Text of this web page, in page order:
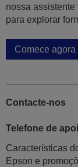
nossa
para explorar
Comece agora
Contacte-nos
Telefone de
Características
Epson e